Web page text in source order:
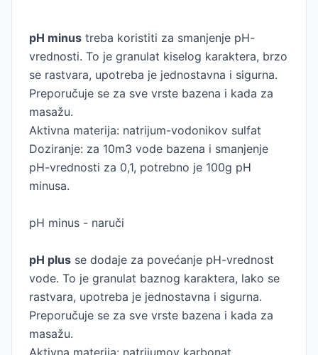
pH minus treba koristiti za smanjenje pH-
vrednosti. To je granulat kiselog karaktera, brzo
se rastvara, upotreba je jednostavna i sigurna.
Preporučuje se za sve vrste bazena i kada za
masažu.
Aktivna materija: natrijum-vodonikov sulfat
Doziranje: za 10m3 vode bazena i smanjenje
pH-vrednosti za 0,1, potrebno je 100g pH
minusa.
pH minus - naruči
pH plus se dodaje za povećanje pH-vrednost
vode. To je granulat baznog karaktera, lako se
rastvara, upotreba je jednostavna i sigurna.
Preporučuje se za sve vrste bazena i kada za
masažu.
Aktivna materija: natrijumov karbonat